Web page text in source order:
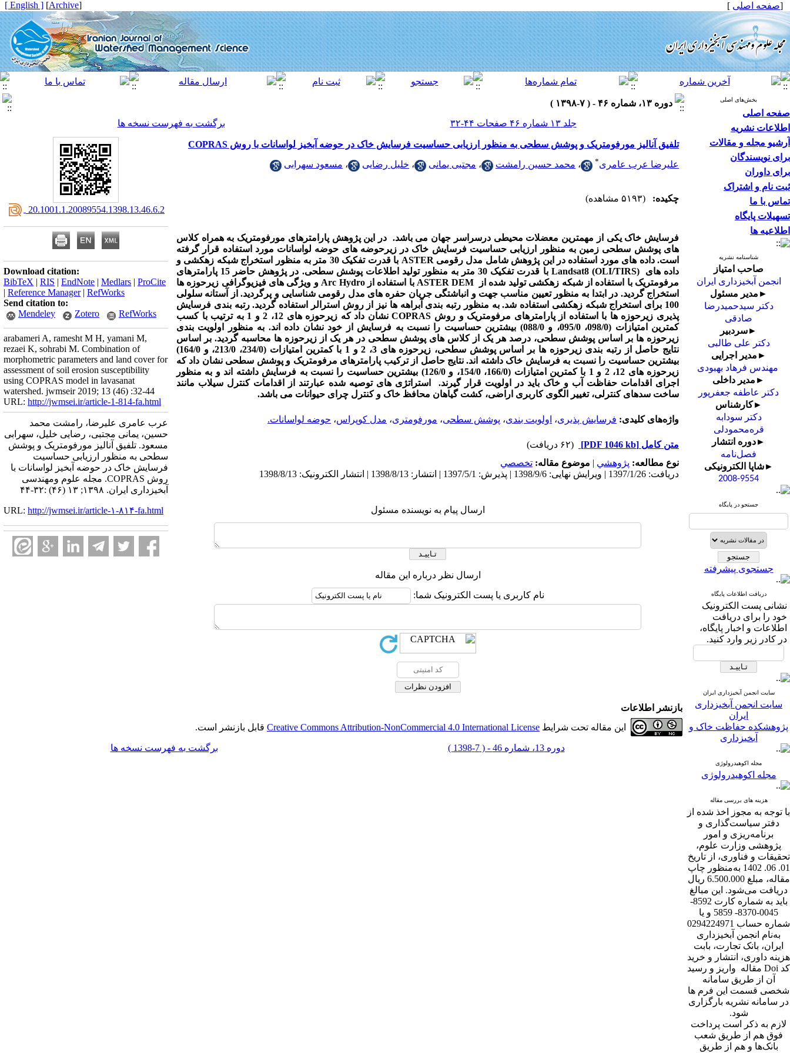
[صفحه اصلی ]
[
Archive
]
[ English ]
بخش‌های اصلی
صفحه اصلی
اطلاعات نشریه
آرشیو مجله و مقالات
برای نویسندگان
برای داوران
ثبت نام و اشتراک
تماس با ما
تسهیلات پایگاه
اطلاعیه ها
شناسنامه نشریه
صاحب امتیاز
انجمن آبخیزداری ایران
►مدیر مسئول
دکتر سیدحمیدرضا
صادقی
►سردبیر
دکتر علی طالبی
►مدیر اجرایی
مهندس فرهاد بهبودی
►مدیر داخلی
دکتر عاطفه جعفرپور
►کارشناس
دکتر سودابه
قره‌محمودلی
►دوره انتشار
فصل‌نامه
►شاپا الکترونیکی
2008-9554
جستجو در پایگاه
جستجوی پیشرفته
دریافت اطلاعات پایگاه
نشانی پست الکترونیک
خود را برای دریافت
اطلاعات و اخبار پایگاه،
در کادر زیر وارد کنید.
سایت انجمن آبخیزداری ایران
سایت انجمن آبخیزداری
ایران
پژوهشکده حفاظت خاک و
آبخیزداری
مجله اکوهیدرولوژی
مجله اکوهیدرولوژی
هزینه های بررسی مقاله
با توجه به مجوز اخذ شده از
دفتر سیاست‌گذاری و
برنامه‌ریزی و امور
پژوهشی وزارت علوم،
تحقیقات و فناوری، از تاریخ
01. 06. 1402 به‌منظور چاپ
مقاله، مبلغ 6.500.000 ریال
دریافت می‌شود. این مبالغ
باید به شماره کارت 8592-
0045-8370- 5859 و یا
شماره حساب 0294224971
به‌نام انجمن آبخیزداری
ایران، بانک تجارت، بابت
هزینه داوری، انتشار و خرید
کد Doi مقاله واریز و رسید
آن از طریق سامانه
شخصی قسمت این فرم ها
در سامانه نشریه بارگزاری
شود.
لازم به ذکر است پرداخت
فوق هم از طریق شعب
بانک‌‌ها و هم از طریق
دوره ۱۳، شماره ۴۶ - ( ۷-۱۳۹۸ )
جلد ۱۳ شماره ۴۶ صفحات ۴۴-۳۲
برگشت به فهرست نسخه ها
تلفیق آنالیز مورفومتریک و پوشش سطحی به منظور ارزیابی حساسیت فرسایش خاک در حوضه آبخیز لواسانات با روش COPRAS
علیرضا عرب عامری* ، محمد حسین رامشت ، مجتبی یمانی ، خلیل رضایی ، مسعود سهرابی
چکیده: (۵۱۹۳ مشاهده)
فرسایش خاک یکی از مهمترین معضلات محیطی درسراسر جهان می باشد. در این پژوهش پارامترهای مورفومتریک به همراه کلاس
های پوشش سطحی زمین به منظور ارزیابی حساسیت فرسایش خاک در زیرحوضه های حوضه لواسانات مورد استفاده قرار گرفته
است. داده های مورد استفاده در این پژوهش شامل مدل رقومی ASTER
با قدرت تفکیک 30 متر به منظور استخراج شبکه زهکشی و
داده های Landsat8 (OLI/TIRS)
با قدرت تفکیک 30 متر به منظور تولید اطلاعات پوشش سطحی. در پژوهش حاضر 15 پارامترهای
مرفومتریک با استفاده از شبکه زهکشی تولید شده از
ASTER DEMبا استفاده از Arc Hydroو ویژگی های فیزیوگرافی زیرحوزه ها
استخراج گردید. در ابتدا به منظور تعیین مناسب جهت و انباشتگی جریان حفره های مدل رقومی شناسایی و پرگردید. از آستانه سلولی
100 برای استخراج شبکه زهکشی استفاده شد. به منظور رتبه بندی آبراهه ها نیز از روش استرالر استفاده گردید. رتبه بندی فرسایش
پذیری زیرحوزه ها با استفاده از پارامترهای مرفومتریک و روش COPRAS
نشان داد که زیرحوزه های 12، 2 و 1 به ترتیب با کسب
کمترین امتیازات (098/0، 095/0، و 088/0) بیشترین حساسیت را نسبت به فرسایش از خود نشان داده اند. به منظور اولویت بندی
زیرحوزه ها بر اساس پوشش سطحی، درصد هر یک از کلاس های پوشش سطحی در هر یک از زیرحوزه ها محاسبه گردید. بر اساس
نتایج حاصل از رتبه بندی زیرحوزه ها بر اساس پوشش سطحی، زیرحوزه های 3، 2 و 1 با کمترین امتیازات (234/0، 213/0، و 164/0)
بیشترین حساسیت را نسبت به فرسایش خاک داشته اند. نتایج حاصل از ترکیب پارامترهای مرفومتریک و پوشش سطحی نشان داد که
زیرحوزه های 12، 2 و 1 با کمترین امتیازات (166/0، 154/0، و 126/0) بیشترین حساسیت را نسبت به فرسایش داشته اند و به منظور
اجرای اقدامات حفاظت آب و خاک باید در اولویت قرار گیرند. استراتژی های توصیه شده عبارتند از اقدامات کنترل سیلاب مانند
ساخت سدهای کنترلی، تغییر الگوی کاربری اراضی، کشت گیاهان محافظ خاک و کنترل چرای حیوانات می باشد.
واژه‌های کلیدی: فرسایش پذیری، اولویت بندی، پوشش سطحی، مورفومتری، مدل کوپراس، حوضه لواسانات.
متن کامل [PDF 1046 kb]
(۶۲ دریافت)
نوع مطالعه: پژوهشي | موضوع مقاله: تخصصي
دریافت: 1397/1/26 | ویرایش نهایی: 1398/9/6 | پذیرش: 1397/5/1 | انتشار: 1398/8/13 | انتشار الکترونیک: 1398/8/13
ارسال پیام به نویسنده مسئول
ارسال نظر درباره این مقاله
نام کاربری یا پست الکترونیک شما:
‎ 20.1001.1.20089554.1398.13.46.6.2
Download citation:
BibTeX | RIS | EndNote | Medlars | ProCite
| Reference Manager| RefWorks
Send citation to:
Mendeley
Zotero RefWorks
arabameri A, ramesht M H, yamani M,
rezaei K, sohrabi M. Combination of
morphometric parameters and land cover for
assessment of soil erosion susceptibility
using COPRAS model in lavasanat
watershed. jwmseir 2019; 13 (46) :32-44
URL: http://jwmsei.ir/article-1-814-fa.html
عرب عامری علیرضا، رامشت محمد
حسین، یمانی مجتبی، رضایی خلیل، سهرابی
مسعود. تلفیق آنالیز مورفومتریک و پوشش
سطحی به منظور ارزیابی حساسیت
فرسایش خاک در حوضه آبخیز لواسانات با
روش COPRAS. مجله علوم ومهندسی
آبخیزداری ایران. ۱۳۹۸; ۱۳ (۴۶) :۳۲-۴۴
URL: http://jwmsei.ir/article-۱-۸۱۴-fa.html
بازنشر اطلاعات
این مقاله تحت شرایط Creative Commons Attribution-NonCommercial 4.0 International License قابل بازنشر است.
دوره 13، شماره 46 - ( 7-1398 ) برگشت به فهرست نسخه ها